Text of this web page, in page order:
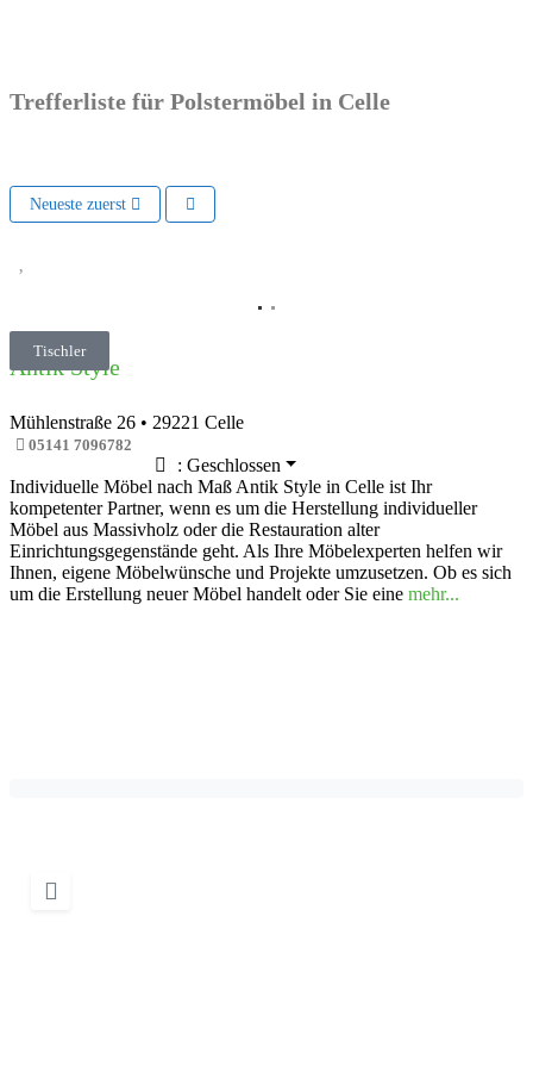
Trefferliste für Polstermöbel in Celle
Neueste zuerst
Tischler
Antik Style
Mühlenstraße 26 • 29221 Celle
05141 7096782
: Geschlossen
Individuelle Möbel nach Maß Antik Style in Celle ist Ihr
kompetenter Partner, wenn es um die Herstellung individueller
Möbel aus Massivholz oder die Restauration alter
Einrichtungsgegenstände geht. Als Ihre Möbelexperten helfen wir
Ihnen, eigene Möbelwünsche und Projekte umzusetzen. Ob es sich
um die Erstellung neuer Möbel handelt oder Sie eine mehr...